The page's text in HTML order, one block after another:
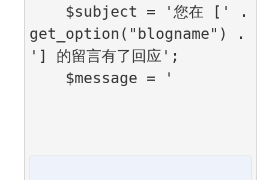
get_option("blogname") .
'] 的留言有了回应';